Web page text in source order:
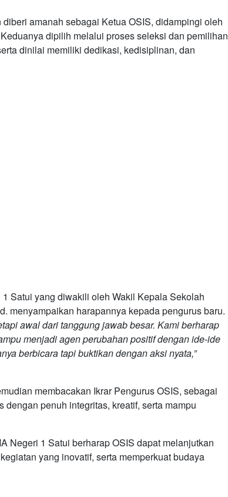
amanah sebagai Ketua OSIS, didampingi oleh
dipilih melalui proses seleksi dan pemilihan
dinilai memiliki dedikasi, kedisiplinan, dan
Satui yang diwakili oleh Wakil Kepala Sekolah
menyampaikan harapannya kepada pengurus baru.
awal dari tanggung jawab besar. Kami berharap
menjadi agen perubahan positif dengan ide-ide
berbicara tapi buktikan dengan aksi nyata,”
membacakan Ikrar Pengurus OSIS, sebagai
penuh integritas, kreatif, serta mampu
Negeri 1 Satui berharap OSIS dapat melanjutkan
yang inovatif, serta memperkuat budaya